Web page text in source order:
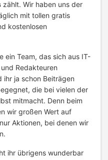
zählt. Wir haben uns der
mit tollen gratis
kostenlosen
ein Team, das sich aus IT-
Redakteuren
ihr ja schon Beiträgen
die bei vielen der
mitmacht. Denn beim
wir großen Wert auf
Aktionen, bei denen wir
ihr übrigens wunderbar